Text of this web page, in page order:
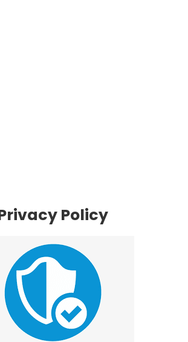
Policy